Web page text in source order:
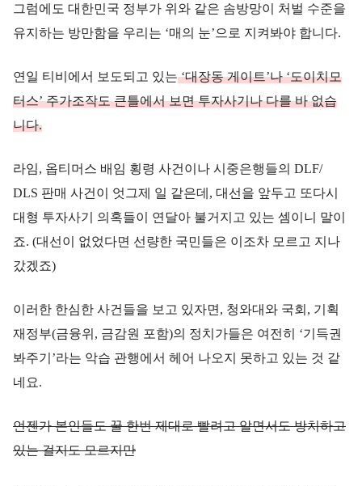
그럼에도 대한민국 정부가 위와 같은 솜방망이 처벌 수준을
유지하는 방만함을 우리는 ‘매의 눈’으로 지켜봐야 합니다.
연일 티비에서 보도되고 있는‘대장동 게이트’나 ‘도이치모
터스’ 주가조작도 큰틀에서 보면 투자사기나 다를 바 없습
니다.
라임, 옵티머스 배임 횡령 사건이나 시중은행들의 DLF/
DLS 판매 사건이 엇그제 일 같은데, 대선을 앞두고 또다시
대형 투자사기 의혹들이 연달아 불거지고 있는 셈이니 말이
죠. (대선이 없었다면 선량한 국민들은 이조차 모르고 지나
갔겠죠)
이러한 한심한 사건들을 보고 있자면, 청와대와 국회, 기획
재정부(금융위, 금감원 포함)의 정치가들은 여전히 ‘기득권
봐주기’라는 악습 관행에서 헤어 나오지 못하고 있는 것 같
네요.
언젠가 본인들도 꿀 한번 제대로 빨려고 알면서도 방치하고
있는 걸지도 모르지만